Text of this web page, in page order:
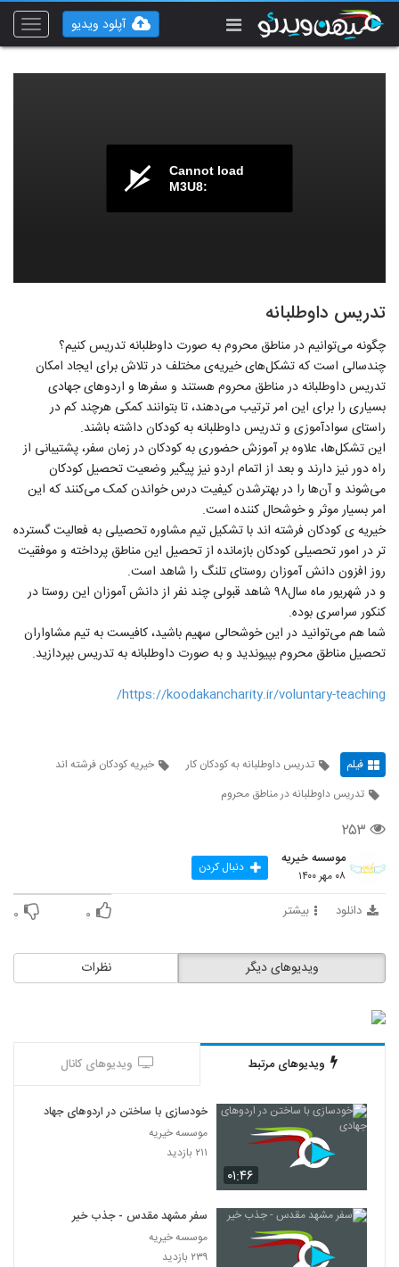
Toggle
آپلود ویدیو
Cannot load
M3U8:
تدریس داوطلبانه
چگونه می‌توانیم در مناطق محروم به صورت داوطلبانه تدریس کنیم؟
چندسالی است که تشکل‌های خیریه‌ی مختلف در تلاش برای ایجاد امکان
تدریس داوطلبانه در مناطق محروم هستند و سفرها و اردوهای جهادی
بسیاری را برای این امر ترتیب می‌دهند، تا بتوانند کمکی هرچند کم در
راستای سوادآموزی و تدریس داوطلبانه به کودکان داشته باشند.
این تشکل‌ها، علاوه بر آموزش حضوری به کودکان در زمان سفر، پشتیبانی از
راه دور نیز دارند و بعد از اتمام اردو نیز پیگیر وضعیت تحصیل کودکان
می‌شوند و آن‌ها را در بهترشدن کیفیت درس خواندن کمک می‌کنند که این
امر بسیار موثر و خوشحال کننده است.
خیریه ی کودکان فرشته اند با تشکیل تیم مشاوره تحصیلی به فعالیت گسترده
تر در امور تحصیلی کودکان بازمانده از تحصیل این مناطق پرداخته و موفقیت
روز افزون دانش آموزان روستای تلنگ را شاهد است.
و در شهریور ماه سال۹۸ شاهد قبولی چند نفر از دانش آموزان این روستا در
کنکور سراسری بوده.
شما هم می‌توانید در این خوشحالی سهیم باشید، کافیست به تیم مشاواران
تحصیل مناطق محروم بپیوندید و به صورت داوطلبانه به تدریس بپردازید.
https://koodakancharity.ir/voluntary-teaching/
فیلم تدریس داوطلبانه به کودکان کار
خیریه کودکان فرشته اند
تدریس داوطلبانه در مناطق محروم
۲۵۳
موسسه خیریه
۰۸ مهر ۱۴۰۰ دنبال کردن
دانلود بیشتر ۰ ۰
نظرات ویدیوهای دیگر
ویدیوهای مرتبط ویدیوهای کانال
۰۱:۴۶
خودسازی با ساختن در اردوهای جهادی
موسسه خیریه
۲۱۱ بازدید
سفر مشهد مقدس - جذب خیر
موسسه خیریه
۲۳۹ بازدید